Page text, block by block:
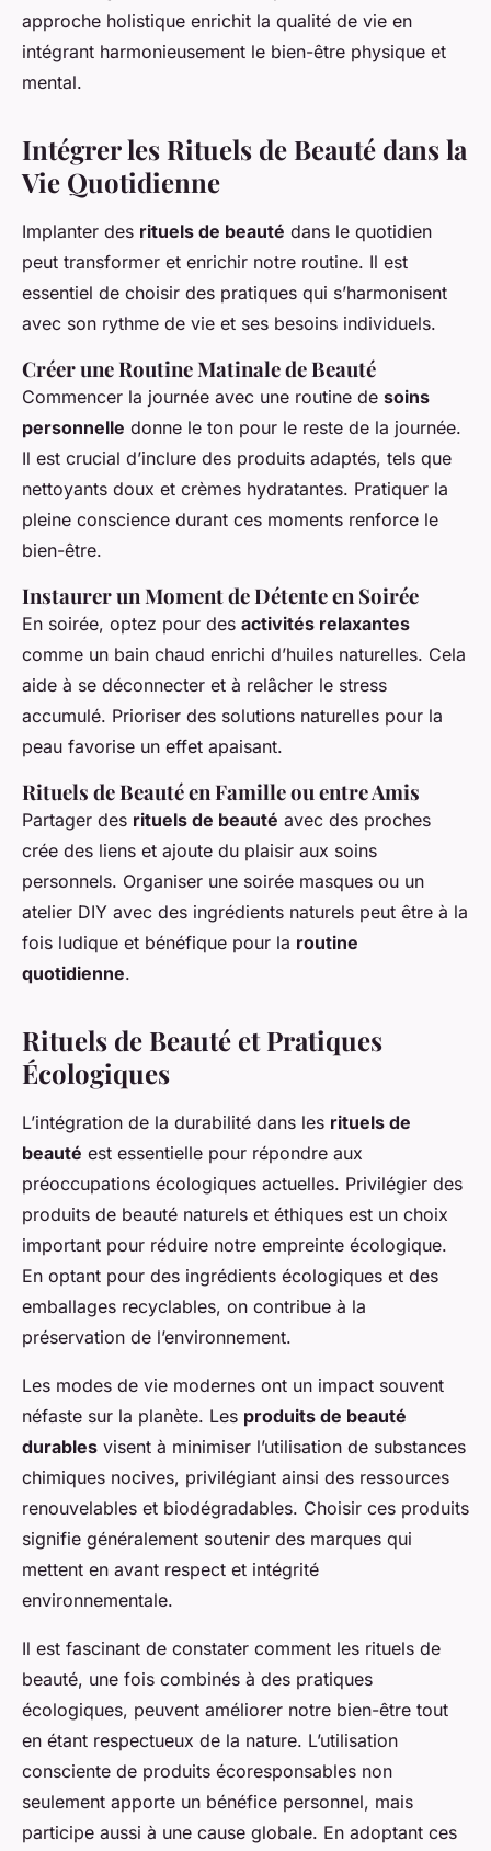
approche holistique enrichit la qualité de vie en
intégrant harmonieusement le bien-être physique et
mental.
Intégrer les Rituels de Beauté dans la
Vie Quotidienne
Implanter des rituels de beauté dans le quotidien
peut transformer et enrichir notre routine. Il est
essentiel de choisir des pratiques qui s’harmonisent
avec son rythme de vie et ses besoins individuels.
Créer une Routine Matinale de Beauté
Commencer la journée avec une routine de soins
personnelle donne le ton pour le reste de la journée.
Il est crucial d’inclure des produits adaptés, tels que
nettoyants doux et crèmes hydratantes. Pratiquer la
pleine conscience durant ces moments renforce le
bien-être.
Instaurer un Moment de Détente en Soirée
En soirée, optez pour des activités relaxantes
comme un bain chaud enrichi d’huiles naturelles. Cela
aide à se déconnecter et à relâcher le stress
accumulé. Prioriser des solutions naturelles pour la
peau favorise un effet apaisant.
Rituels de Beauté en Famille ou entre Amis
Partager des rituels de beauté avec des proches
crée des liens et ajoute du plaisir aux soins
personnels. Organiser une soirée masques ou un
atelier DIY avec des ingrédients naturels peut être à la
fois ludique et bénéfique pour la routine
quotidienne.
Rituels de Beauté et Pratiques
Écologiques
L’intégration de la durabilité dans les rituels de
beauté est essentielle pour répondre aux
préoccupations écologiques actuelles. Privilégier des
produits de beauté naturels et éthiques est un choix
important pour réduire notre empreinte écologique.
En optant pour des ingrédients écologiques et des
emballages recyclables, on contribue à la
préservation de l’environnement.
Les modes de vie modernes ont un impact souvent
néfaste sur la planète. Les produits de beauté
durables visent à minimiser l’utilisation de substances
chimiques nocives, privilégiant ainsi des ressources
renouvelables et biodégradables. Choisir ces produits
signifie généralement soutenir des marques qui
mettent en avant respect et intégrité
environnementale.
Il est fascinant de constater comment les rituels de
beauté, une fois combinés à des pratiques
écologiques, peuvent améliorer notre bien-être tout
en étant respectueux de la nature. L’utilisation
consciente de produits écoresponsables non
seulement apporte un bénéfice personnel, mais
participe aussi à une cause globale. En adoptant ces